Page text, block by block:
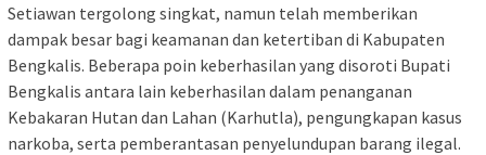
Setiawan tergolong singkat, namun telah memberikan
dampak besar bagi keamanan dan ketertiban di Kabupaten
Bengkalis. Beberapa poin keberhasilan yang disoroti Bupati
Bengkalis antara lain keberhasilan dalam penanganan
Kebakaran Hutan dan Lahan (Karhutla), pengungkapan kasus
narkoba, serta pemberantasan penyelundupan barang ilegal.